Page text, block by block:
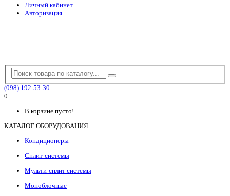
Личный кабинет
Авторизация
(098) 192-53-30
0
В корзине пусто!
КАТАЛОГ ОБОРУДОВАНИЯ
Кондиционеры
Сплит-системы
Мульти-сплит системы
Моноблочные